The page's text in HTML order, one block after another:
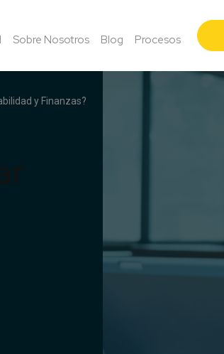
Sobre Nosotros Blog Procesos
y Finanzas?